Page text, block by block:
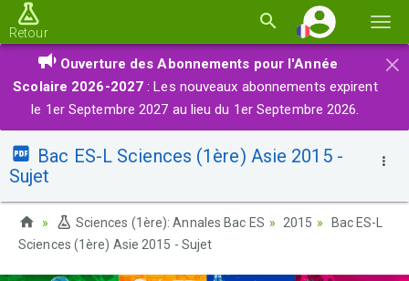
la
Retour
×
Ouverture des Abonnements pour l'Année
Scolaire 2026-2027 : Les nouveaux abonnements expirent
le 1er Septembre 2027 au lieu du 1er Septembre 2026.
Bac ES-L Sciences (1ère) Asie 2015 -
Sujet
Sciences (1ère): Annales Bac ES 2015
Bac ES-L
Sciences (1ère) Asie 2015 - Sujet